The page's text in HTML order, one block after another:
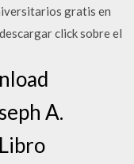
gratis en
click sobre el
A.